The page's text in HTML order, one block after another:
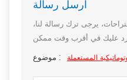
ارسل رسالة
يرجى ترك رسالة لنا،
موضوع : المستعملة